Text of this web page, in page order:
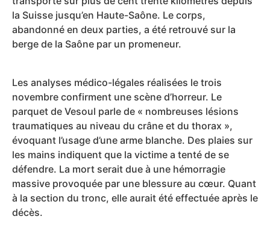
la Suisse jusqu’en Haute-Saône. Le corps,
abandonné en deux parties, a été retrouvé sur la
berge de la Saône par un promeneur.
Les analyses médico-légales réalisées le trois
novembre confirment une scène d’horreur. Le
parquet de Vesoul parle de « nombreuses lésions
traumatiques au niveau du crâne et du thorax »,
évoquant l’usage d’une arme blanche. Des plaies sur
les mains indiquent que la victime a tenté de se
défendre. La mort serait due à une hémorragie
massive provoquée par une blessure au cœur. Quant
à la section du tronc, elle aurait été effectuée après le
décès.